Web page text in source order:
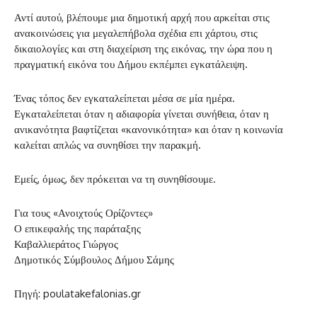
Αντί αυτού, βλέπουμε μια δημοτική αρχή που αρκείται στις
ανακοινώσεις για μεγαλεπήβολα σχέδια επι χάρτου, στις
δικαιολογίες και στη διαχείριση της εικόνας, την ώρα που η
πραγματική εικόνα του Δήμου εκπέμπει εγκατάλειψη.
Ένας τόπος δεν εγκαταλείπεται μέσα σε μία ημέρα.
Εγκαταλείπεται όταν η αδιαφορία γίνεται συνήθεια, όταν η
ανικανότητα βαφτίζεται «κανονικότητα» και όταν η κοινωνία
καλείται απλώς να συνηθίσει την παρακμή.
Εμείς, όμως, δεν πρόκειται να τη συνηθίσουμε.
Για τους «Ανοιχτούς Ορίζοντες»
Ο επικεφαλής της παράταξης
Καβαλλιεράτος Γιώργος
Δημοτικός Σύμβουλος Δήμου Σάμης
Πηγή: poulatakefalonias.gr